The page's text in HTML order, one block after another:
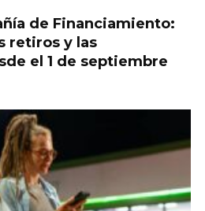
de Financiamiento:
retiros y las
el 1 de septiembre